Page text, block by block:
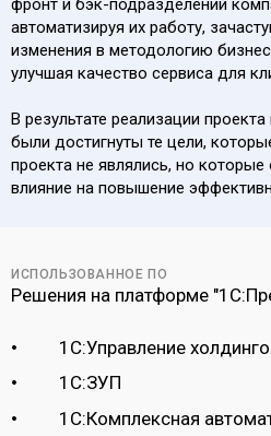
фронт и бэк-подразделений
автоматизируя их работу,
изменения в методологию
улучшая качество сервиса для
В результате реализации
были достигнуты те цели,
проекта не являлись, но которые
влияние на повышение
ИСПОЛЬЗОВАННОЕ ПО
Решения на платформе
1C:Управление
1С:ЗУП
1C:Комплексная